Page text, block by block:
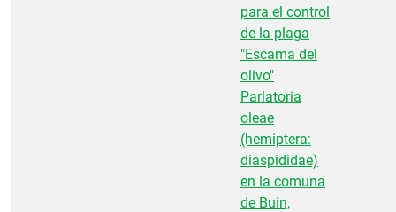
para el control
de la plaga
"Escama del
olivo"
Parlatoria
oleae
(hemiptera:
diaspididae)
en la comuna
de Buin,